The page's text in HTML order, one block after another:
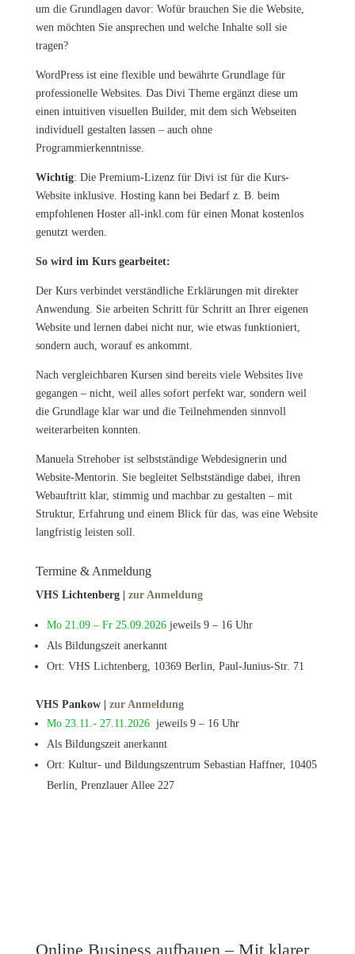
um die Grundlagen davor: Wofür brauchen Sie die Website,
wen möchten Sie ansprechen und welche Inhalte soll sie
tragen?
WordPress ist eine flexible und bewährte Grundlage für
professionelle Websites. Das Divi Theme ergänzt diese um
einen intuitiven visuellen Builder, mit dem sich Webseiten
individuell gestalten lassen – auch ohne
Programmierkenntnisse.
Wichtig: Die Premium-Lizenz für Divi ist für die Kurs-
Website inklusive. Hosting kann bei Bedarf z. B. beim
empfohlenen Hoster all-inkl.com für einen Monat kostenlos
genutzt werden.
So wird im Kurs gearbeitet:
Der Kurs verbindet verständliche Erklärungen mit direkter
Anwendung. Sie arbeiten Schritt für Schritt an Ihrer eigenen
Website und lernen dabei nicht nur, wie etwas funktioniert,
sondern auch, worauf es ankommt.
Nach vergleichbaren Kursen sind bereits viele Websites live
gegangen – nicht, weil alles sofort perfekt war, sondern weil
die Grundlage klar war und die Teilnehmenden sinnvoll
weiterarbeiten konnten.
Manuela Strehober ist selbstständige Webdesignerin und
Website-Mentorin. Sie begleitet Selbstständige dabei, ihren
Webauftritt klar, stimmig und machbar zu gestalten – mit
Struktur, Erfahrung und einem Blick für das, was eine Website
langfristig leisten soll.
Termine & Anmeldung
VHS Lichtenberg | zur Anmeldung
Mo 21.09 – Fr 25.09.2026 jeweils 9 – 16 Uhr
Als Bildungszeit anerkannt
Ort: VHS Lichtenberg, 10369 Berlin, Paul-Junius-Str. 71
VHS Pankow | zur Anmeldung
Mo 23.11.- 27.11.2026jeweils 9 – 16 Uhr
Als Bildungszeit anerkannt
Ort: Kultur- und Bildungszentrum Sebastian Haffner, 10405
Berlin, Prenzlauer Allee 227
Online Business aufbauen – Mit klarer